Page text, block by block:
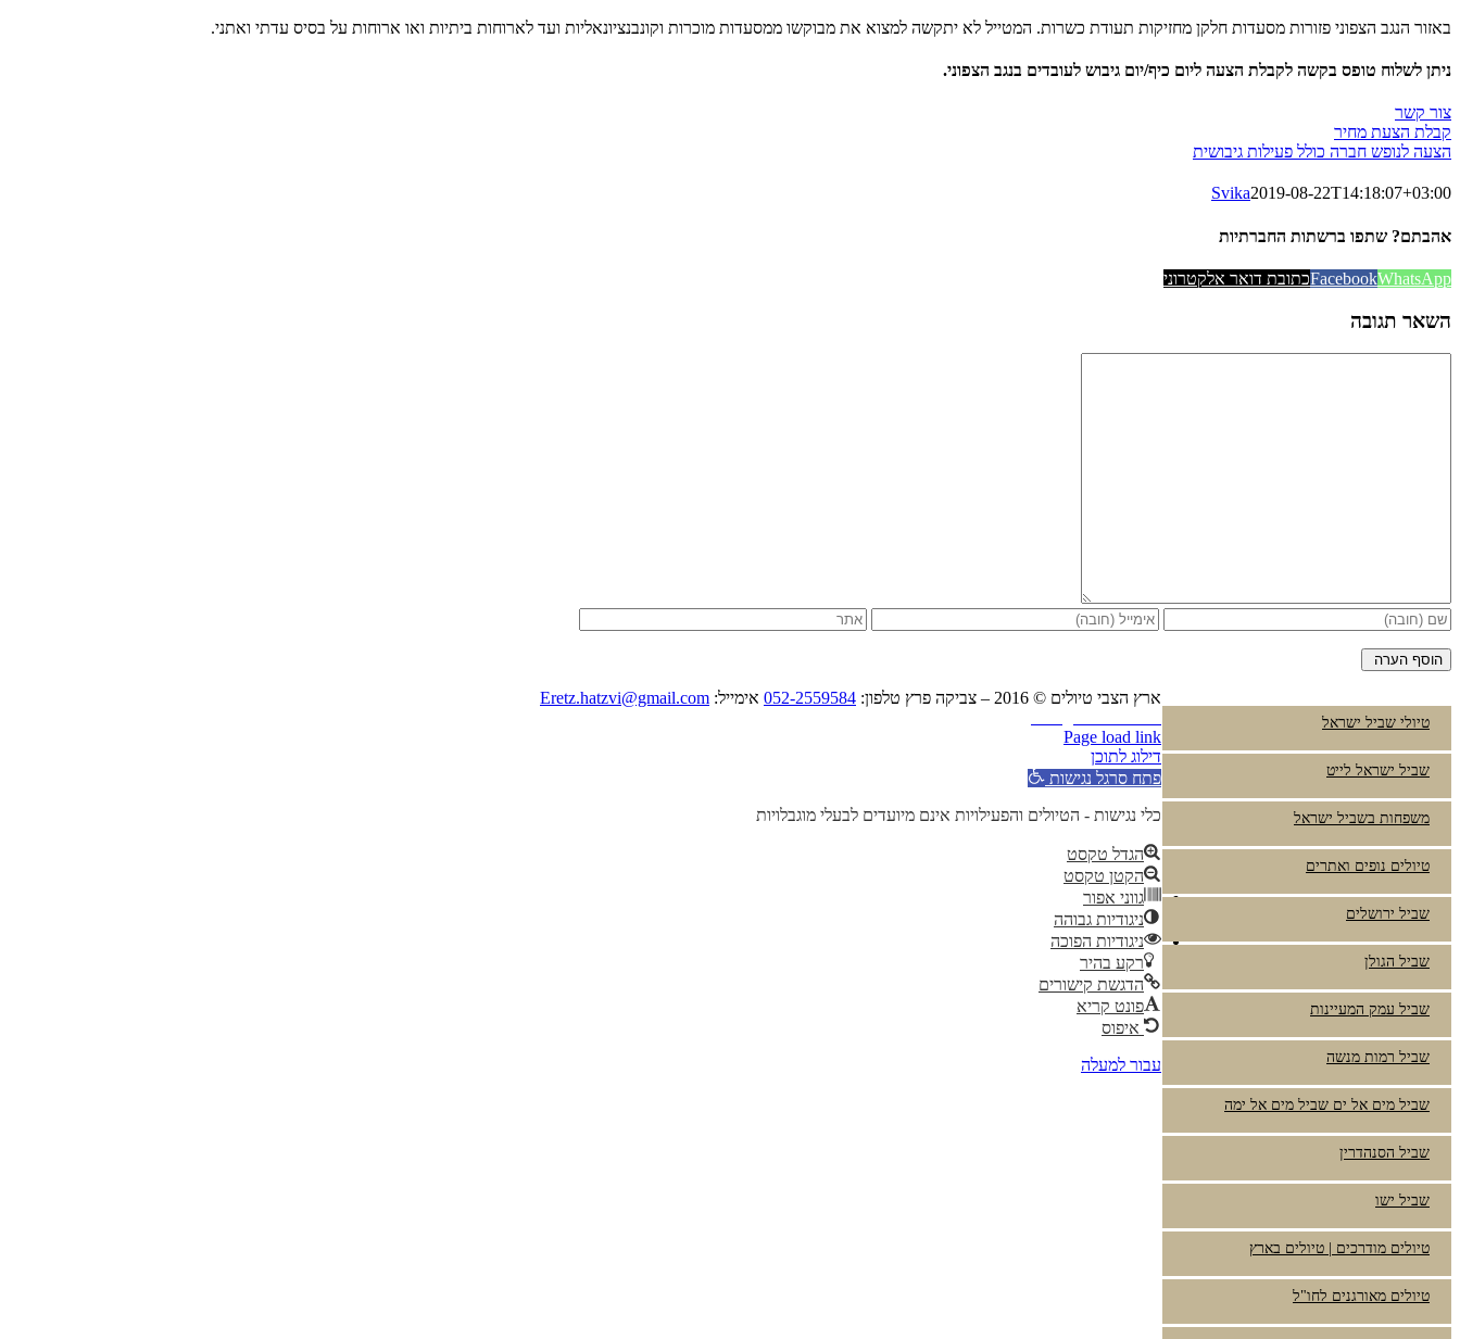
באזור הנגב הצפוני פזורות מסעדות חלקן מחזיקות תעודת כשרות. המטייל לא יתקשה למצוא את מבוקשו ממסעדות מוכרות וקונבנציונאליות ועד לארוחות ביתיות ואו ארוחות על בסיס עדתי ואתני.
ניתן לשלוח טופס בקשה לקבלת הצעה ליום כיף/יום גיבוש לעובדים בנגב הצפוני.
צור קשר
קבלת הצעת מחיר
הצעה לנופש חברה כולל פעילות גיבושית
Svika2019-08-22T14:18:07+03:00
אהבתם? שתפו ברשתות החברתיות
FacebookWhatsApp כתובת דואר אלקטרוני
השאר תגובה
טיולי שביל ישראל
שביל ישראל לייט
משפחות בשביל ישראל
טיולים נופים ואתרים
שביל ירושלים
שביל הגולן
שביל עמק המעיינות
שביל רמות מנשה
שביל מים אל ים שביל מים אל ימה
שביל הסנהדרין
שביל ישו
טיולים מודרכים | טיולים בארץ
טיולים מאורגנים לחו"ל
ארץ הצבי טיולים © 2016 – צביקה פרץ טלפון: 052-2559584 אימייל: Eretz.hatzvi@gmail.com
Page load link
דילוג לתוכן
פתח סרגל נגישות
כלי נגישות - הטיולים והפעילויות אינם מיועדים לבעלי מוגבלויות
הגדל טקסט
הקטן טקסט
גווני אפור
ניגודיות גבוהה
ניגודיות הפוכה
רקע בהיר
הדגשת קישורים
פונט קריא
איפוס
עבור למעלה